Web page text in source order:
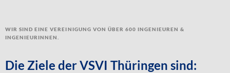
Wir sind eine Vereinigung von über 600 Ingenieuren &
Ingenieurinnen.
Die Ziele der VSVI Thüringen sind: